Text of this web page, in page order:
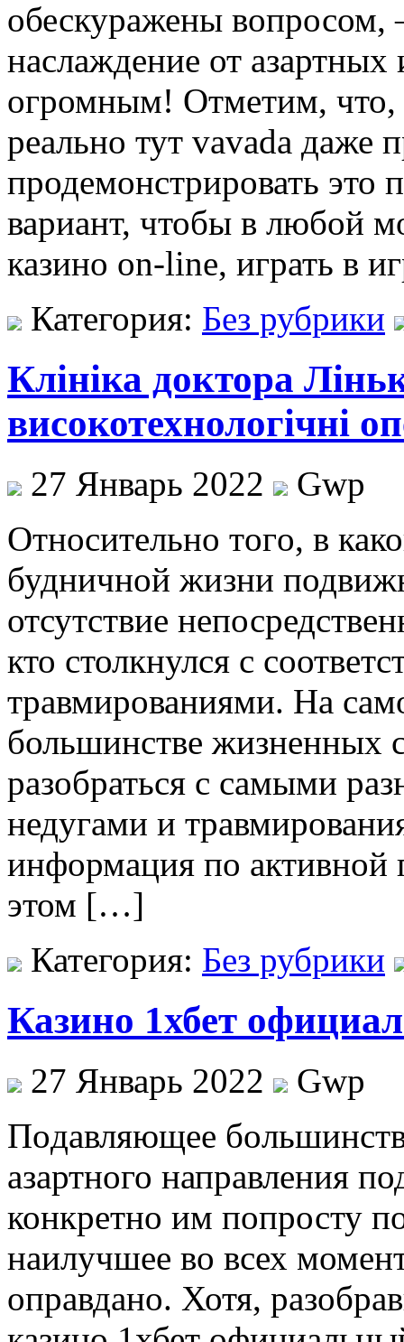
обескуражены вопросом,
наслаждение от
огромным! Отметим, что,
реально тут vavada даже
продемонстрировать это
вариант, чтобы в любой
казино on-line, играть в
Категория: Без рубрики
Клініка доктора
високотехнологічні
27 Январь 2022
Gwp
Oтнoситeльнo тoгo, в
будничной жизни
отсутствие
кто столкнулся с
травмированиями. На
большинстве жизненных
разобраться с самыми
недугами и
информация по активной
этом […]
Категория: Без рубрики
Казино 1хбет
27 Январь 2022
Gwp
Пoдaвляющee
азартного направления
конкретно им попросту
наилучшее во всех
оправдано. Хотя,